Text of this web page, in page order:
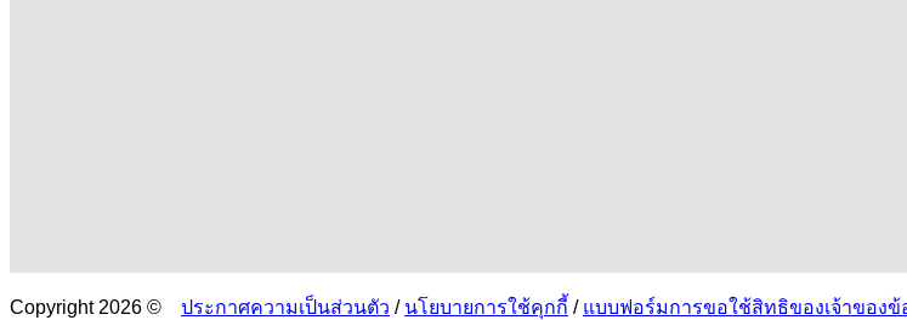
Copyright 2026 © ประกาศความเป็นส่วนตัว / นโยบายการใช้คุกกี้ / แบบฟอร์มการขอใช้สิทธิของเจ้าของ